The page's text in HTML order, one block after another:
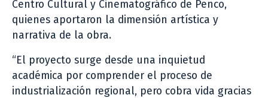
Centro Cultural y Cinematográfico de Penco,
quienes aportaron la dimensión artística y
narrativa de la obra.
“El proyecto surge desde una inquietud
académica por comprender el proceso de
industrialización regional, pero cobra vida gracias